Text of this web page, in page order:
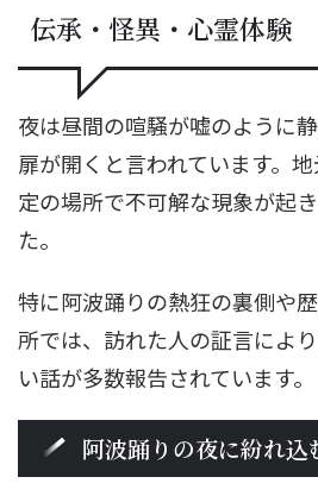
伝承・怪異・心霊体験
夜は昼間の喧騒が嘘のように
扉が開くと言われています。
定の場所で不可解な現象が起
た。
特に阿波踊りの熱狂の裏側や
所では、訪れた人の証言によ
い話が多数報告されています。
阿波踊りの夜に紛れ込